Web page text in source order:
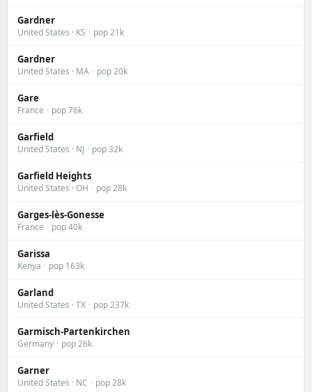
Gardner
United States · KS · pop 21k
Gardner
United States · MA · pop 20k
Gare
France · pop 76k
Garfield
United States · NJ · pop 32k
Garfield Heights
United States · OH · pop 28k
Garges-lès-Gonesse
France · pop 40k
Garissa
Kenya · pop 163k
Garland
United States · TX · pop 237k
Garmisch-Partenkirchen
Germany · pop 26k
Garner
United States · NC · pop 28k